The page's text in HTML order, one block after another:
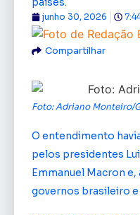
junho 30, 2026
Compartilhar
Foto: Adriano Monteiro/
O entendimento
pelos presidentes
Emmanuel Macron
governos brasileiro e